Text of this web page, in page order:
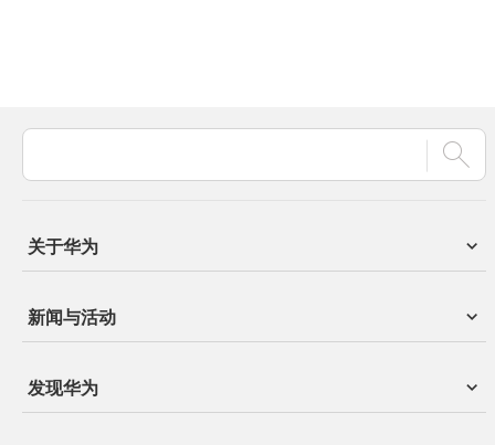
关于华为
新闻与活动
发现华为